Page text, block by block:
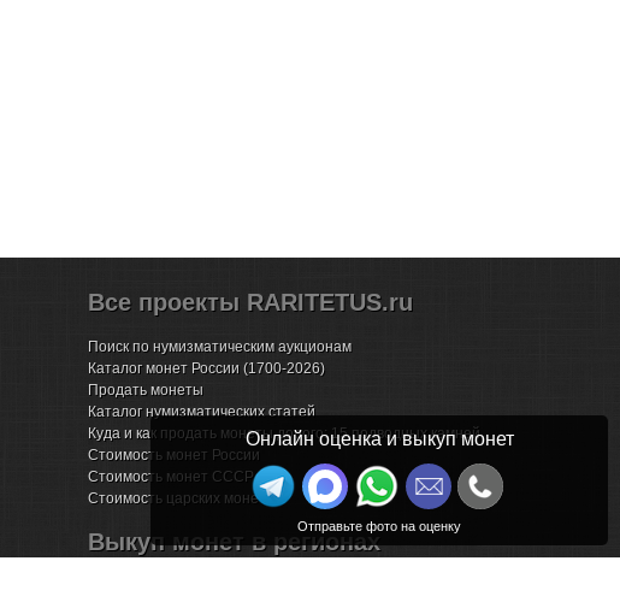
Все проекты RARITETUS.ru
Поиск по нумизматическим аукционам
Каталог монет России (1700-2026)
Продать монеты
Каталог нумизматических статей
Куда и как продать монеты дорого: 15 подводных камней
Стоимость монет России
Стоимость монет СССР
Стоимость царских монет
Выкуп монет в регионах
Онлайн оценка и выкуп монет